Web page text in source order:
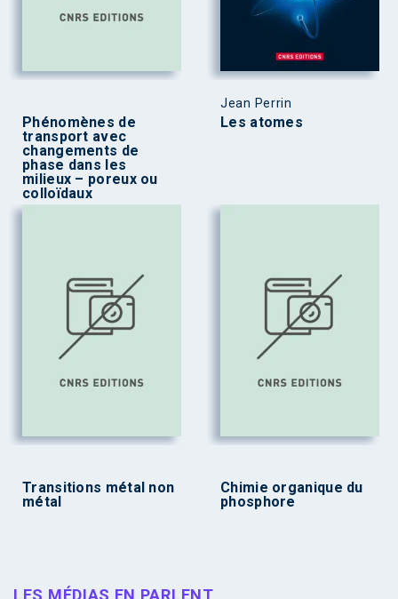
Phénomènes de
transport avec
changements de
phase dans les
milieux – poreux ou
colloïdaux
Jean Perrin
Les atomes
Transitions métal non
métal
Chimie organique du
phosphore